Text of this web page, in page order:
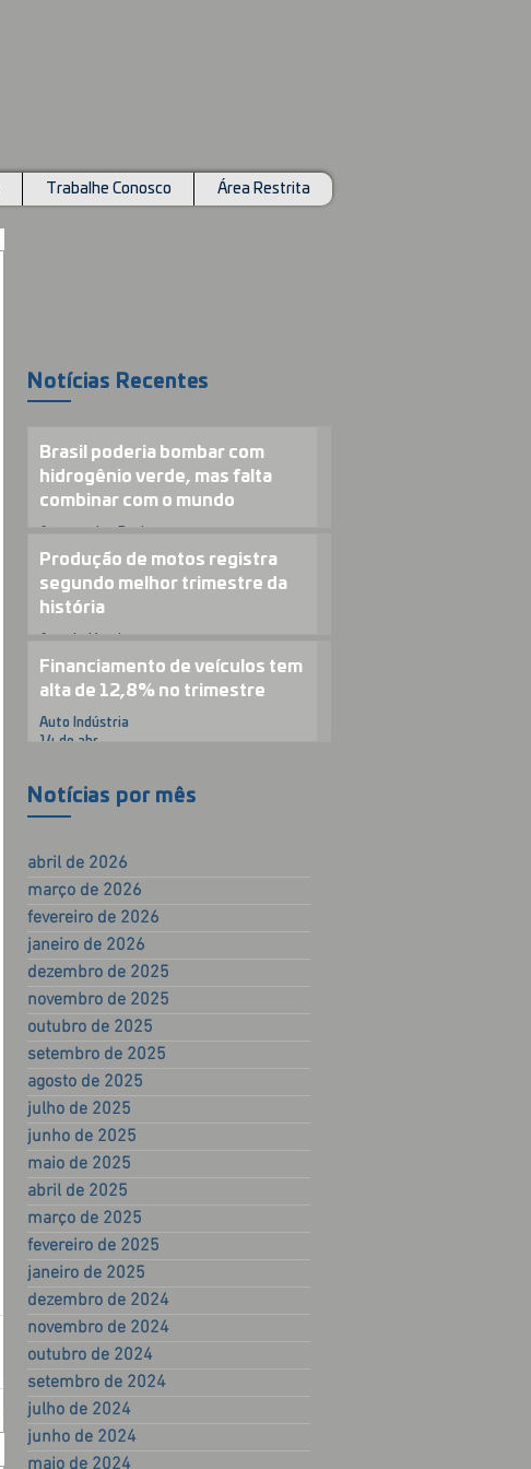
Trabalhe Conosco Área Restrita
Notícias Recentes
Brasil poderia bombar com
hidrogênio verde, mas falta
combinar com o mundo
23 de abr.
Produção de motos registra
segundo melhor trimestre da
história
15 de abr.
Financiamento de veículos tem
alta de 12,8% no trimestre
Auto Indústria
14 de abr.
Notícias por mês
abril de 2026
março de 2026
fevereiro de 2026
janeiro de 2026
dezembro de 2025
novembro de 2025
outubro de 2025
setembro de 2025
agosto de 2025
julho de 2025
junho de 2025
maio de 2025
abril de 2025
março de 2025
fevereiro de 2025
janeiro de 2025
dezembro de 2024
novembro de 2024
outubro de 2024
setembro de 2024
julho de 2024
junho de 2024
maio de 2024